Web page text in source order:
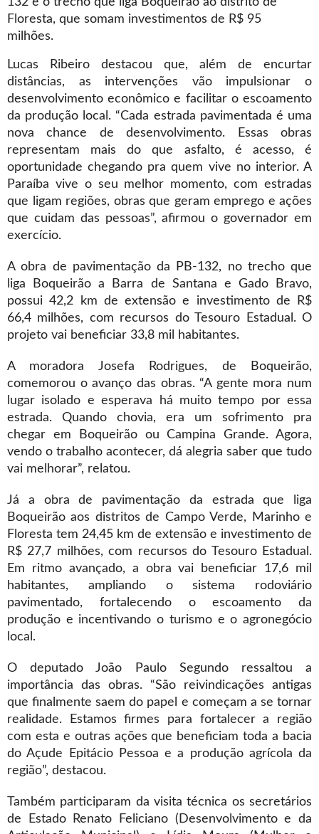
Floresta, que somam investimentos de R$ 95
milhões.
Lucas Ribeiro destacou que, além de encurtar
distâncias, as intervenções vão impulsionar o
desenvolvimento econômico e facilitar o escoamento
da produção local. “Cada estrada pavimentada é uma
nova chance de desenvolvimento. Essas obras
representam mais do que asfalto, é acesso, é
oportunidade chegando pra quem vive no interior. A
Paraíba vive o seu melhor momento, com estradas
que ligam regiões, obras que geram emprego e ações
que cuidam das pessoas”, afirmou o governador em
exercício.
A obra de pavimentação da PB-132, no trecho que
liga Boqueirão a Barra de Santana e Gado Bravo,
possui 42,2 km de extensão e investimento de R$
66,4 milhões, com recursos do Tesouro Estadual. O
projeto vai beneficiar 33,8 mil habitantes.
A moradora Josefa Rodrigues, de Boqueirão,
comemorou o avanço das obras. “A gente mora num
lugar isolado e esperava há muito tempo por essa
estrada. Quando chovia, era um sofrimento pra
chegar em Boqueirão ou Campina Grande. Agora,
vendo o trabalho acontecer, dá alegria saber que tudo
vai melhorar”, relatou.
Já a obra de pavimentação da estrada que liga
Boqueirão aos distritos de Campo Verde, Marinho e
Floresta tem 24,45 km de extensão e investimento de
R$ 27,7 milhões, com recursos do Tesouro Estadual.
Em ritmo avançado, a obra vai beneficiar 17,6 mil
habitantes, ampliando o sistema rodoviário
pavimentado, fortalecendo o escoamento da
produção e incentivando o turismo e o agronegócio
local.
O deputado João Paulo Segundo ressaltou a
importância das obras. “São reivindicações antigas
que finalmente saem do papel e começam a se tornar
realidade. Estamos firmes para fortalecer a região
com esta e outras ações que beneficiam toda a bacia
do Açude Epitácio Pessoa e a produção agrícola da
região”, destacou.
Também participaram da visita técnica os secretários
de Estado Renato Feliciano (Desenvolvimento e da